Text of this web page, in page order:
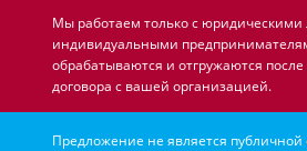
Мы работаем только с
индивидуальными
обрабатываются и отгружаются
договора с вашей организацией.
Предложение не является